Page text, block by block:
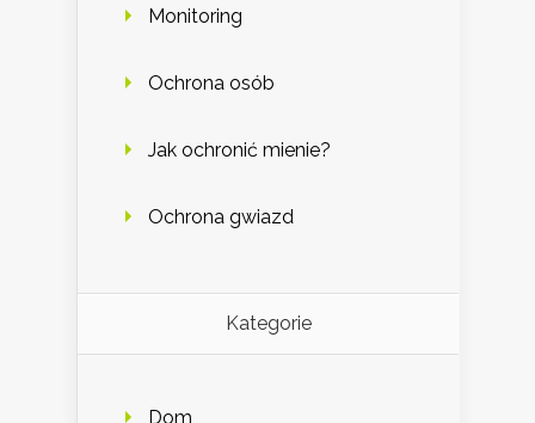
Monitoring
Ochrona osób
Jak ochronić mienie?
Ochrona gwiazd
Kategorie
Dom